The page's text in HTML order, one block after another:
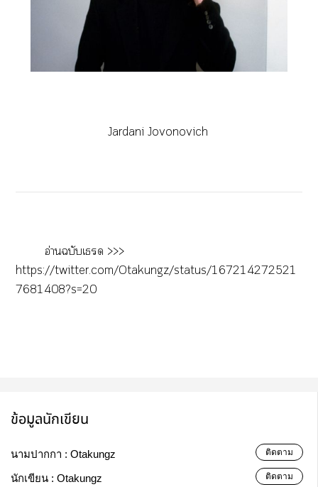
Jardani Jovonovich
อ่านฉบับเด >>>
https://twitter.com/Otakungz/status/167214272521
7681408?s=20
ข้อมูลนักเขียน
นามปากกา : Otakungz ติดตาม
นักเขียน : Otakungz ติดตาม